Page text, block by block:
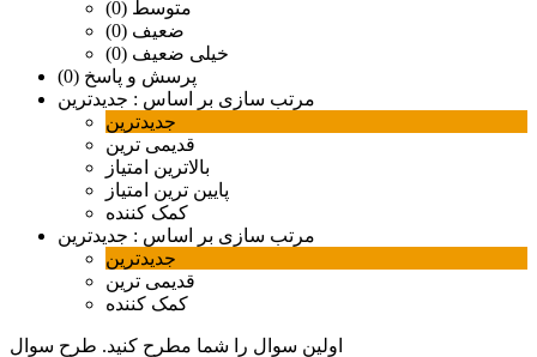
متوسط (0)
ضعیف (0)
خیلی ضعیف (0)
پرسش و پاسخ (0)
مرتب سازی بر اساس : جدیدترین
جدیدترین
قدیمی ترین
بالاترین امتیاز
پایین ترین امتیاز
کمک کننده
مرتب سازی بر اساس : جدیدترین
جدیدترین
قدیمی ترین
کمک کننده
اولین سوال را شما مطرح کنید. طرح سوال